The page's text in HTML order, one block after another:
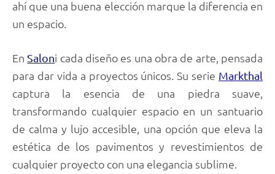
ahí que una buena elección marque la diferencia en
un espacio.
EnSaloni cada diseño es una obra de arte, pensada
para dar vida a proyectos únicos. Su serie Markthal
captura la esencia de una piedra suave,
transformando cualquier espacio en un santuario
de calma y lujo accesible, una opción que eleva la
estética de los pavimentos y revestimientos de
cualquier proyecto con una elegancia sublime.